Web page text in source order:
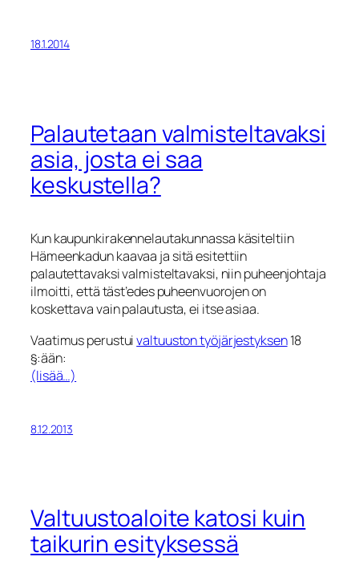
18.1.2014
Palautetaan valmisteltavaksi
asia, josta ei saa
keskustella?
Kun kaupunkirakennelautakunnassa käsiteltiin
Hämeenkadun kaavaa ja sitä esitettiin
palautettavaksi valmisteltavaksi, niin puheenjohtaja
ilmoitti, että täst’edes puheenvuorojen on
koskettava vain palautusta, ei itse asiaa.
Vaatimus perustuivaltuuston työjärjestyksen18
§:ään:
(lisää…)
8.12.2013
Valtuustoaloite katosi kuin
taikurin esityksessä